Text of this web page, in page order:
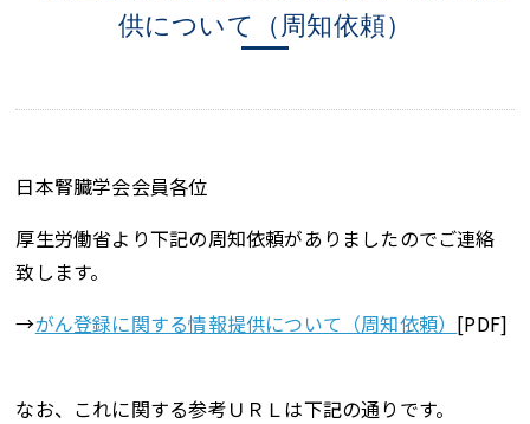
供について（周知依頼）
日本腎臓学会会員各位
厚生労働省より下記の周知依頼がありましたのでご連絡
致します。
→がん登録に関する情報提供について（周知依頼） [PDF]
なお、これに関する参考ＵＲＬは下記の通りです。